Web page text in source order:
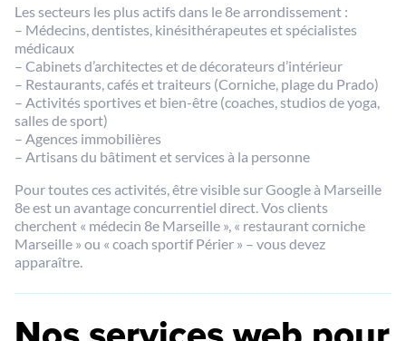
Les secteurs les plus actifs dans le 8e arrondissement :
– Médecins, dentistes, kinésithérapeutes et spécialistes
médicaux
– Cabinets d’architectes et de décorateurs d’intérieur
– Restaurants, cafés et traiteurs (Corniche, plage du Prado)
– Activités sportives et bien-être (coaches, studios de yoga,
salles de sport)
– Agences immobilières
– Artisans du bâtiment et services à la personne
Pour toutes ces activités, être visible sur Google à Marseille
8e est un avantage concurrentiel direct. Vos clients
cherchent « médecin 8e Marseille », « restaurant corniche
Marseille » ou « coach sportif Périer » – vous devez
apparaître.